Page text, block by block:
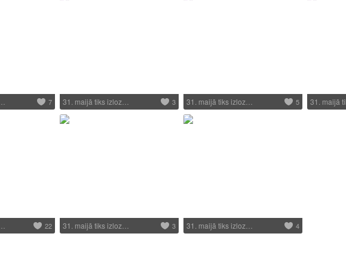
7 31. maijā tiks izloz… 3 31. maijā tiks izloz… 5 31. maijā
22 31. maijā tiks izloz… 3 31. maijā tiks izloz… 4